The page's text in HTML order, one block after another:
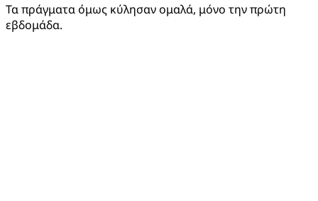
Τα πράγματα όμως κύλησαν ομαλά, μόνο την πρώτη
εβδομάδα.